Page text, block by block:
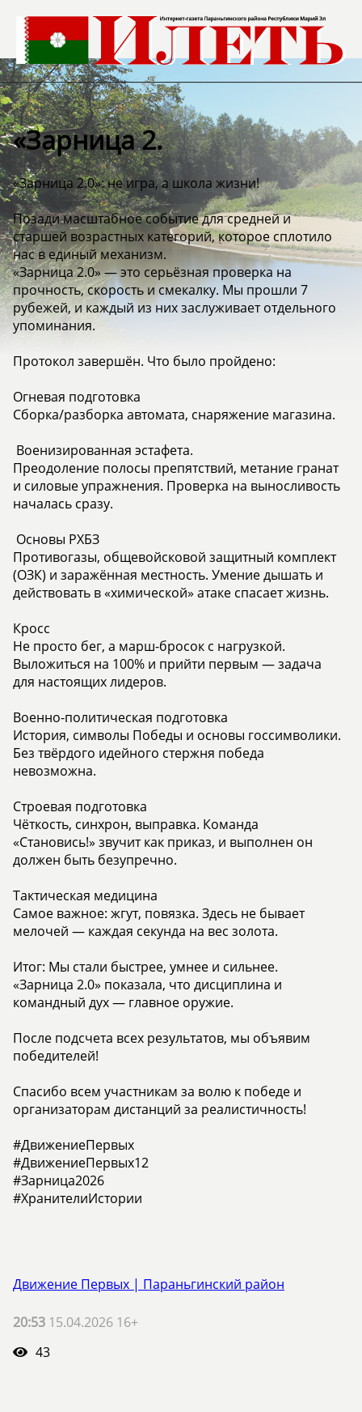
«Зарница 2.
«Зарница 2.0»: не игра, а школа жизни!
Позади масштабное событие для средней и
старшей возрастных категорий, которое сплотило
нас в единый механизм.
«Зарница 2.0» — это серьёзная проверка на
прочность, скорость и смекалку. Мы прошли 7
рубежей, и каждый из них заслуживает отдельного
упоминания.
Протокол завершён. Что было пройдено:
Огневая подготовка
Сборка/разборка автомата, снаряжение магазина.
️ Военизированная эстафета.
Преодоление полосы препятствий, метание гранат
и силовые упражнения. Проверка на выносливость
началась сразу.
️ Основы РХБЗ
Противогазы, общевойсковой защитный комплект
(ОЗК) и заражённая местность. Умение дышать и
действовать в «химической» атаке спасает жизнь.
Кросс
Не просто бег, а марш-бросок с нагрузкой.
Выложиться на 100% и прийти первым — задача
для настоящих лидеров.
Военно-политическая подготовка
История, символы Победы и основы госсимволики.
Без твёрдого идейного стержня победа
невозможна.
Строевая подготовка
Чёткость, синхрон, выправка. Команда
«Становись!» звучит как приказ, и выполнен он
должен быть безупречно.
Тактическая медицина
Самое важное: жгут, повязка. Здесь не бывает
мелочей — каждая секунда на вес золота.
Итог: Мы стали быстрее, умнее и сильнее.
«Зарница 2.0» показала, что дисциплина и
командный дух — главное оружие.
После подсчета всех результатов, мы объявим
победителей!
Спасибо всем участникам за волю к победе и
организаторам дистанций за реалистичность!
#ДвижениеПервых
#ДвижениеПервых12
#Зарница2026
#ХранителиИстории
Движение Первых | Параньгинский район
20:53 15.04.2026 16+
43